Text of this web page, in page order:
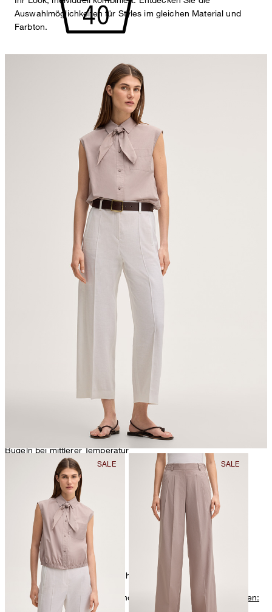
Maschinenwäsche bei 40°C
Bügeln bei mittlerer Temperatur
chemische Reinigung mit Perchlorethylen, schonend
Weitere Pflegeinformationen finden Sie unter:
Unsere Qualitäten:
Auswahlmöglichkeiten für Styles im gleichen Material und
Farbton.